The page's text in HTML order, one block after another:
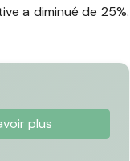
a diminué de 25%.
plus